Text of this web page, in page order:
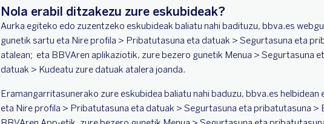
Nola erabil ditzakezu zure eskubideak?
Aurka egiteko edo zuzentzeko eskubideak baliatu nahi badituzu, bbva.es
gunetik sartu eta Nire profila > Pribatutasuna eta datuak > Segurtasuna eta
atalean; eta BBVAren aplikaziotik, zure bezero gunetik Menua > Segurtasuna
datuak > Kudeatu zure datuak atalera joanda.
Eramangarritasunerako zure eskubidea baliatu nahi baduzu, bbva.es
eta Nire profila > Pribatutasuna eta datuak > Segurtasuna eta pribatutasuna >